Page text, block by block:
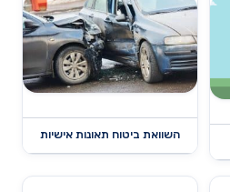
השוואת ביטוח תאונות אישיות